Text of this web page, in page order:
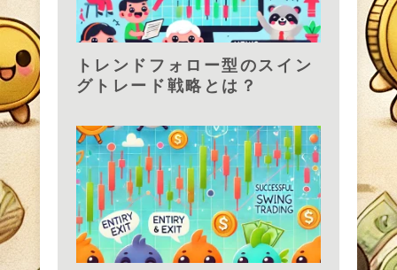
トレンドフォロー型のスイン
グトレード戦略とは？